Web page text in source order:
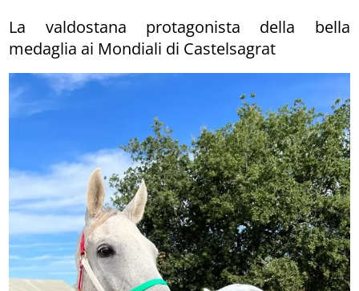
La valdostana protagonista della bella
medaglia ai Mondiali di Castelsagrat